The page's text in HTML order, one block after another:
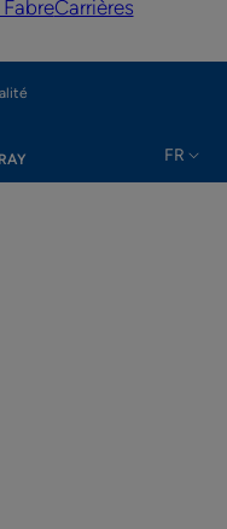
FabreCarrières
FR